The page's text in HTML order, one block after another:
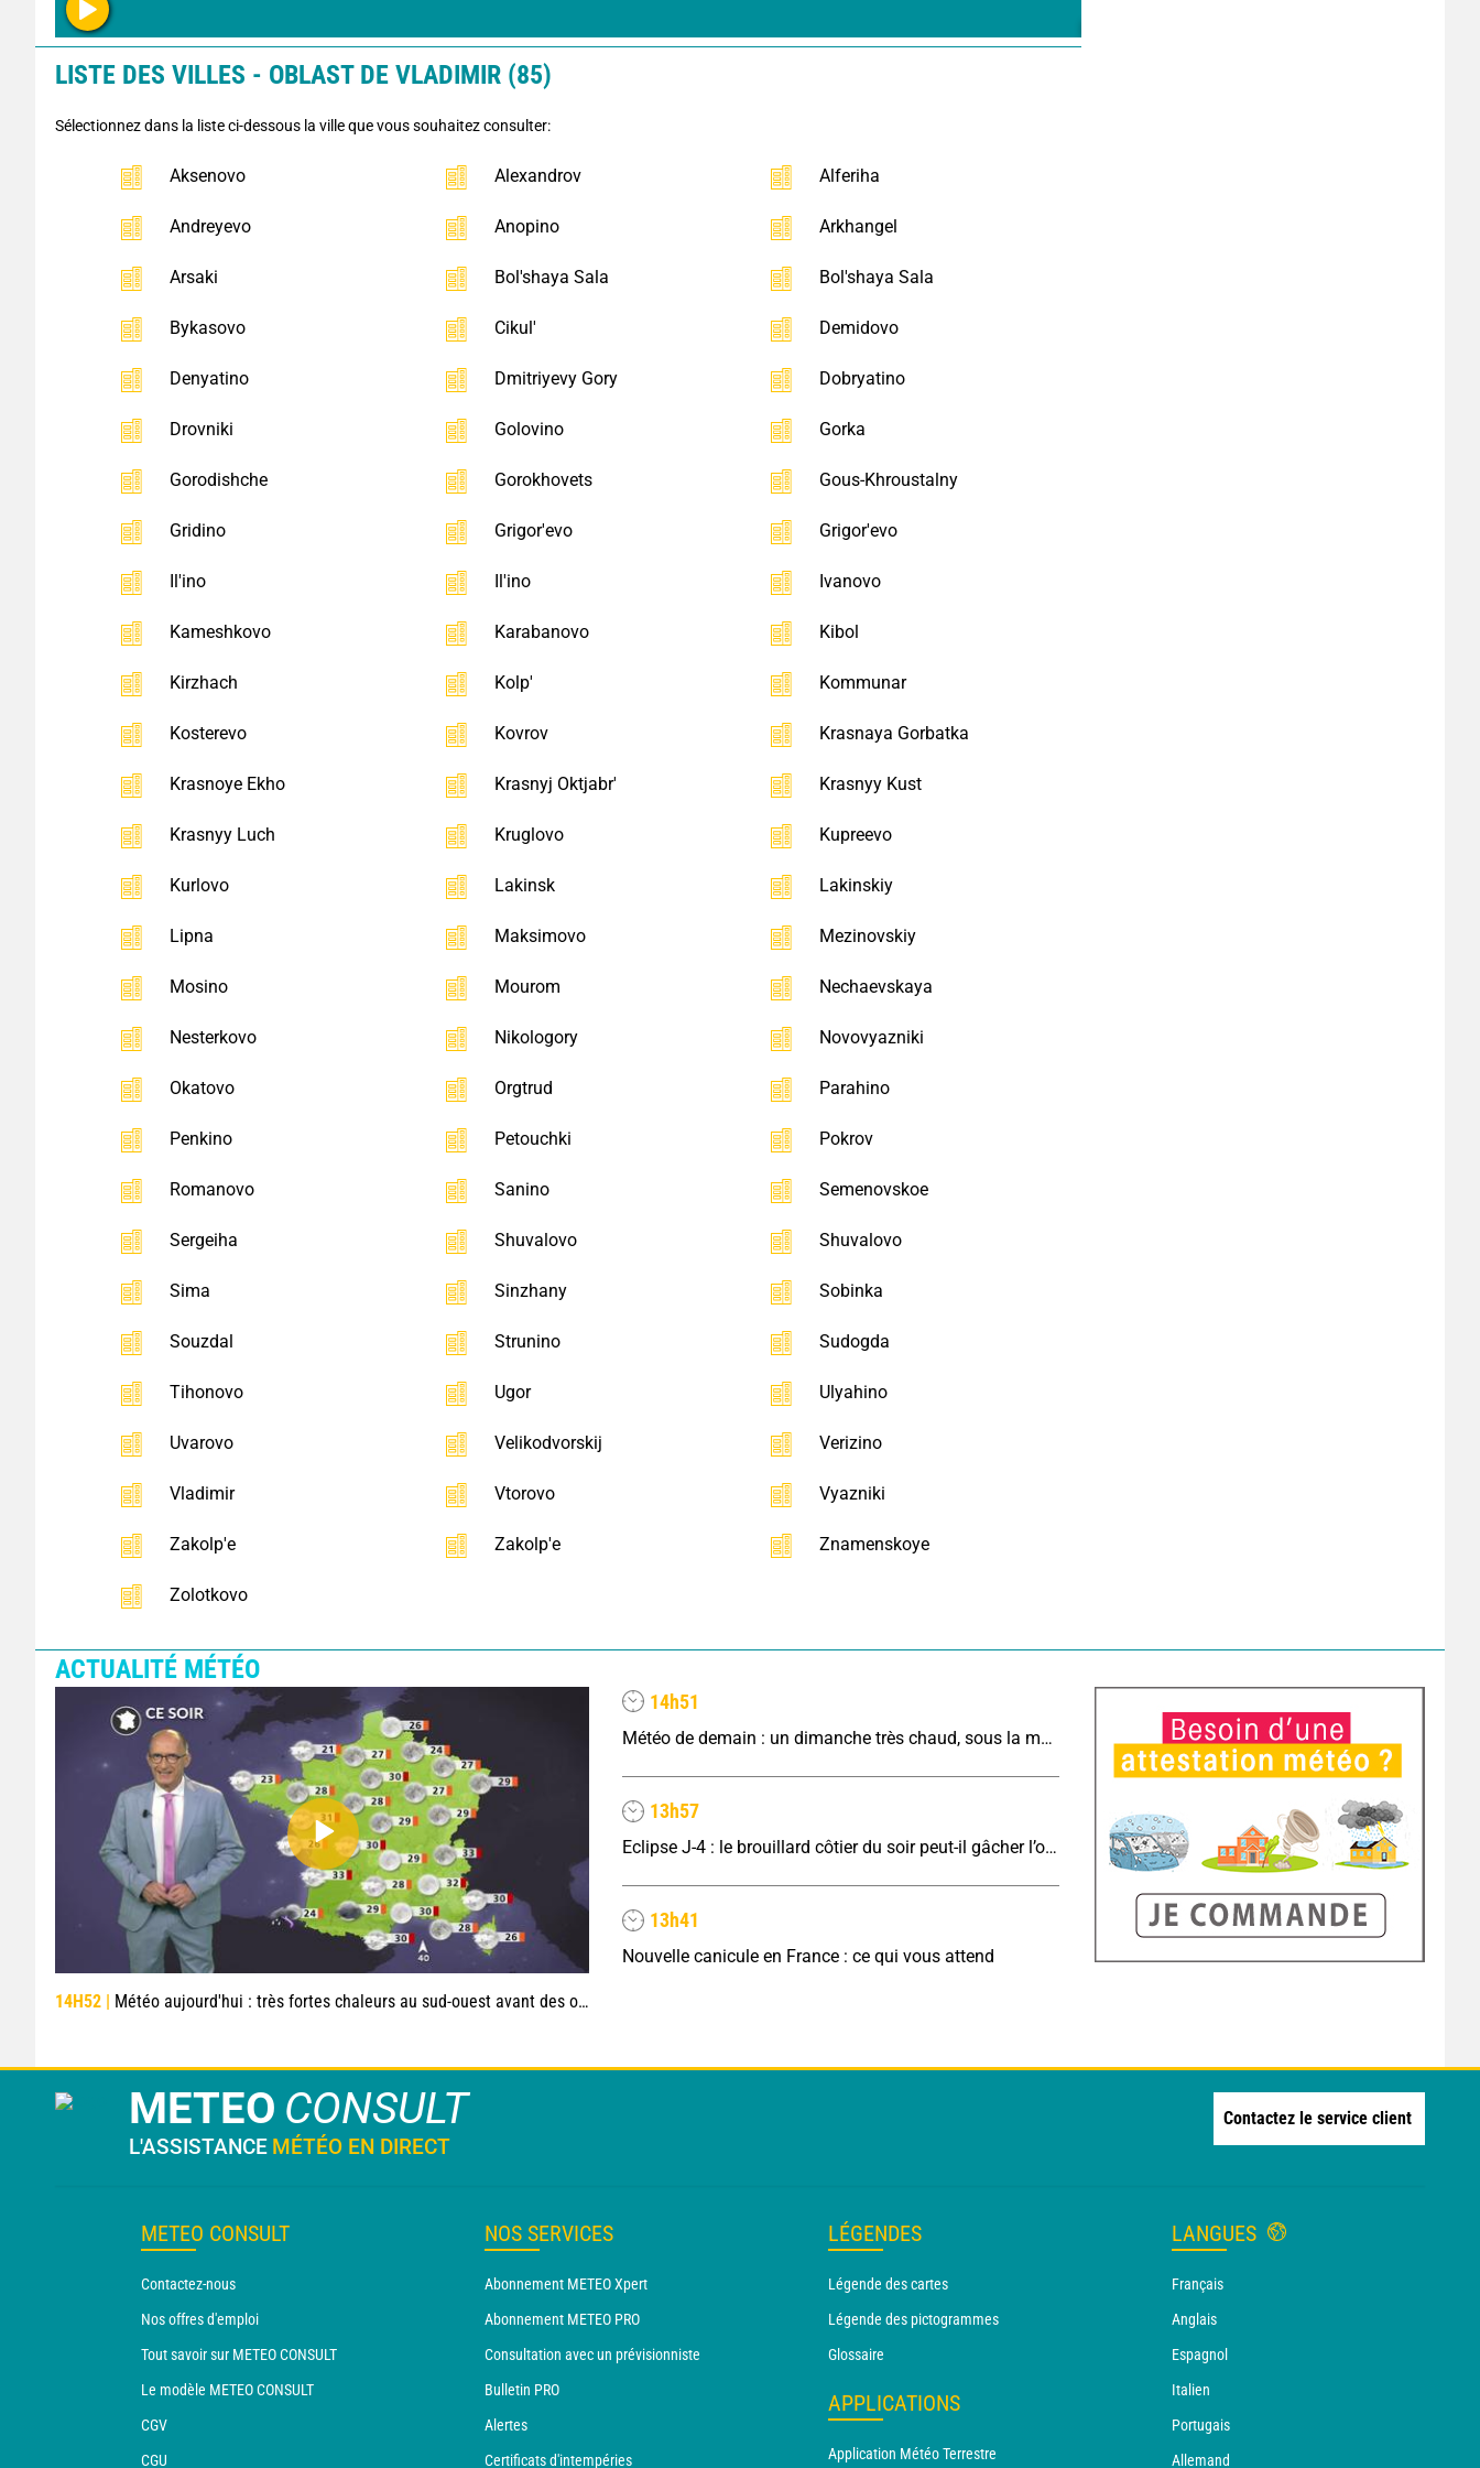
LISTE DES VILLES - OBLAST DE VLADIMIR (85)
Sélectionnez dans la liste ci-dessous la ville que vous souhaitez consulter:
Aksenovo Alexandrov Alferiha
Andreyevo Anopino Arkhangel
Arsaki Bol'shaya Sala Bol'shaya Sala
Bykasovo Cikul' Demidovo
Denyatino Dmitriyevy Gory Dobryatino
Drovniki Golovino Gorka
Gorodishche Gorokhovets Gous-Khroustalny
Gridino Grigor'evo Grigor'evo
Il'ino Il'ino Ivanovo
Kameshkovo Karabanovo Kibol
Kirzhach Kolp' Kommunar
Kosterevo Kovrov Krasnaya Gorbatka
Krasnoye Ekho Krasnyj Oktjabr' Krasnyy Kust
Krasnyy Luch Kruglovo Kupreevo
Kurlovo Lakinsk Lakinskiy
Lipna Maksimovo Mezinovskiy
Mosino Mourom Nechaevskaya
Nesterkovo Nikologory Novovyazniki
Okatovo Orgtrud Parahino
Penkino Petouchki Pokrov
Romanovo Sanino Semenovskoe
Sergeiha Shuvalovo Shuvalovo
Sima Sinzhany Sobinka
Souzdal Strunino Sudogda
Tihonovo Ugor Ulyahino
Uvarovo Velikodvorskij Verizino
Vladimir Vtorovo Vyazniki
Zakolp'e Zakolp'e Znamenskoye
Zolotkovo
ACTUALITÉ MÉTÉO
14H52 | Météo aujourd'hui : très fortes chaleurs au sud-ouest avant des orages, jusqu'à 39°C
14h51
Météo de demain : un dimanche très chaud, sous la menace de quelques orages
13h57
Eclipse J-4 : le brouillard côtier du soir peut-il gâcher l’observation de l’éclipse à la plage ?
13h41
Nouvelle canicule en France : ce qui vous attend
METEO CONSULT
L'ASSISTANCE MÉTÉO EN DIRECT
Contactez le service client
METEO CONSULT
Contactez-nous
Nos offres d'emploi
Tout savoir sur METEO CONSULT
Le modèle METEO CONSULT
CGV
CGU
NOS SERVICES
Abonnement METEO Xpert
Abonnement METEO PRO
Consultation avec un prévisionniste
Bulletin PRO
Alertes
Certificats d'intempéries
LÉGENDES
Légende des cartes
Légende des pictogrammes
Glossaire
APPLICATIONS
Application Météo Terrestre
LANGUES
Français
Anglais
Espagnol
Italien
Portugais
Allemand